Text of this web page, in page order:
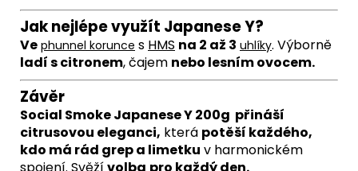
Jak nejlépe využít Japanese Y?
Ve phunnel korunce s HMS na 2 až 3 uhlíky. Výborně
ladí s citronem, čajem nebo lesním ovocem.
Závěr
Social Smoke Japanese Y 200g přináší
citrusovou eleganci, která potěší každého,
kdo má rád grep a limetku v harmonickém